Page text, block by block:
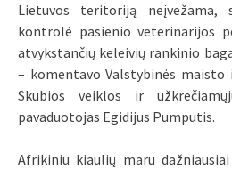
Lietuvos teritoriją neįvežama,
kontrolė pasienio veterinarijos
atvykstančių keleivių rankinio
– komentavo Valstybinės
Skubios veiklos ir
pavaduotojas Egidijus Pumputis.
Afrikiniu kiaulių maru